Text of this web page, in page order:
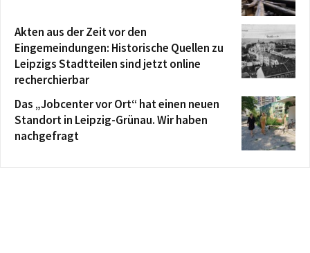
Akten aus der Zeit vor den
Eingemeindungen: Historische Quellen zu
Leipzigs Stadtteilen sind jetzt online
recherchierbar
Das „Jobcenter vor Ort“ hat einen neuen
Standort in Leipzig-Grünau. Wir haben
nachgefragt